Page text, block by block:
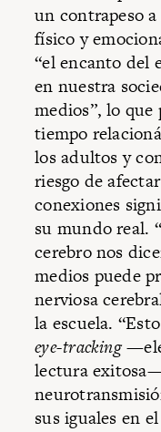
un contrapeso
físico y
“el encanto del
en nuestra
medios”, lo que
tiempo
los adultos y
riesgo de
conexiones
su mundo real.
cerebro nos
medios puede
nerviosa
la escuela.
eye-tracking
lectura
sus iguales en